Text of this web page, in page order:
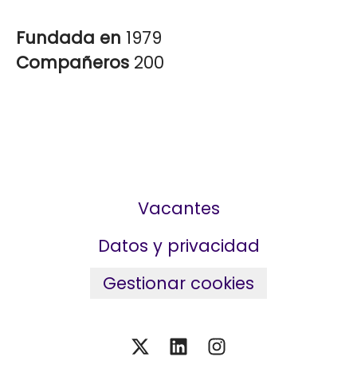
Fundada en 1979
Compañeros 200
Vacantes
Datos y privacidad
Gestionar cookies